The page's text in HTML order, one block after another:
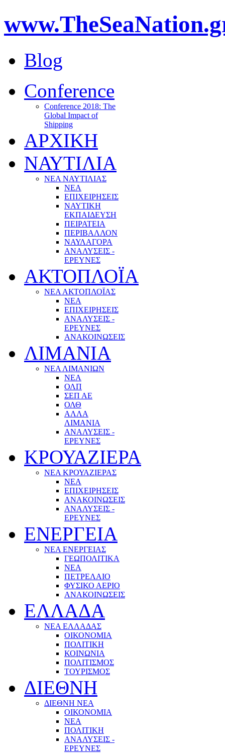
Blog
Conference
Conference 2018: The
Global Impact of
Shipping
ΑΡΧΙΚΗ
ΝΑΥΤΙΛΙΑ
ΝΕΑ ΝΑΥΤΙΛΙΑΣ
ΝΕΑ
ΕΠΙΧΕΙΡΗΣΕΙΣ
ΝΑΥΤΙΚΗ
ΕΚΠΑΙΔΕΥΣΗ
ΠΕΙΡΑΤΕΙΑ
ΠΕΡΙΒΑΛΛΟΝ
ΝΑΥΛΑΓΟΡΑ
ΑΝΑΛΥΣΕΙΣ -
ΕΡΕΥΝΕΣ
ΑΚΤΟΠΛΟΪΑ
ΝΕΑ ΑΚΤΟΠΛΟΪΑΣ
ΝΕΑ
ΕΠΙΧΕΙΡΗΣΕΙΣ
ΑΝΑΛΥΣΕΙΣ -
ΕΡΕΥΝΕΣ
ΑΝΑΚΟΙΝΩΣΕΙΣ
ΛΙΜΑΝΙΑ
ΝΕΑ ΛΙΜΑΝΙΩΝ
ΝΕΑ
ΟΛΠ
ΣΕΠ ΑΕ
ΟΛΘ
ΑΛΛΑ
ΛΙΜΑΝΙΑ
ΑΝΑΛΥΣΕΙΣ -
ΕΡΕΥΝΕΣ
ΚΡΟΥΑΖΙΕΡΑ
ΝΕΑ ΚΡΟΥΑΖΙΕΡΑΣ
NEA
ΕΠΙΧΕΙΡΗΣΕΙΣ
ΑΝΑΚΟΙΝΩΣΕΙΣ
ΑΝΑΛΥΣΕΙΣ -
ΕΡΕΥΝΕΣ
ΕΝΕΡΓΕΙΑ
ΝΕΑ ΕΝΕΡΓΕΙΑΣ
ΓΕΩΠΟΛΙΤΙΚΑ
ΝΕΑ
ΠΕΤΡΕΛΑΙΟ
ΦΥΣΙΚΟ ΑΕΡΙΟ
ΑΝΑΚΟΙΝΩΣΕΙΣ
ΕΛΛΑΔΑ
ΝΕΑ ΕΛΛΑΔΑΣ
ΟΙΚΟΝΟΜΙΑ
ΠΟΛΙΤΙΚΗ
ΚΟΙΝΩΝΙΑ
ΠΟΛΙΤΙΣΜΟΣ
ΤΟΥΡΙΣΜΟΣ
ΔΙΕΘΝΗ
ΔΙΕΘΝΗ ΝΕΑ
ΟΙΚΟΝΟΜΙΑ
ΝΕΑ
ΠΟΛΙΤΙΚΗ
ΑΝΑΛΥΣΕΙΣ -
ΕΡΕΥΝΕΣ